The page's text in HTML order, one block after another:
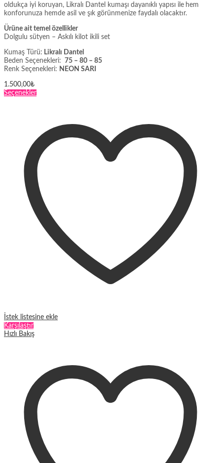
oldukça iyi koruyan, Likralı Dantel kumaşı dayanıklı yapısı ile hem
konforunuza hemde asil ve şık görünmenize faydalı olacaktır.
Ürüne ait temel özellikler
Dolgulu sütyen – Askılı kilot ikili set
Kumaş Türü: Likralı Dantel
Beden Seçenekleri:
75 – 80 – 85
Renk Seçenekleri: NEON SARI
1.500,00₺
SeçeneklerBu
varyasyonu
var.
Seçenekler
ürün
sayfasından
seçilebilir
İstek listesine ekle
Karşılaştır
Hızlı Bakış